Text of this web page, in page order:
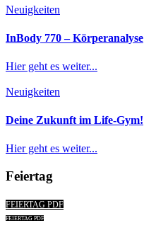
Neuigkeiten
InBody 770 – Körperanalyse
Hier geht es weiter...
Neuigkeiten
Deine Zukunft im Life-Gym!
Hier geht es weiter...
Feiertag
FEIERTAG PDF
FEIERTAG PDF